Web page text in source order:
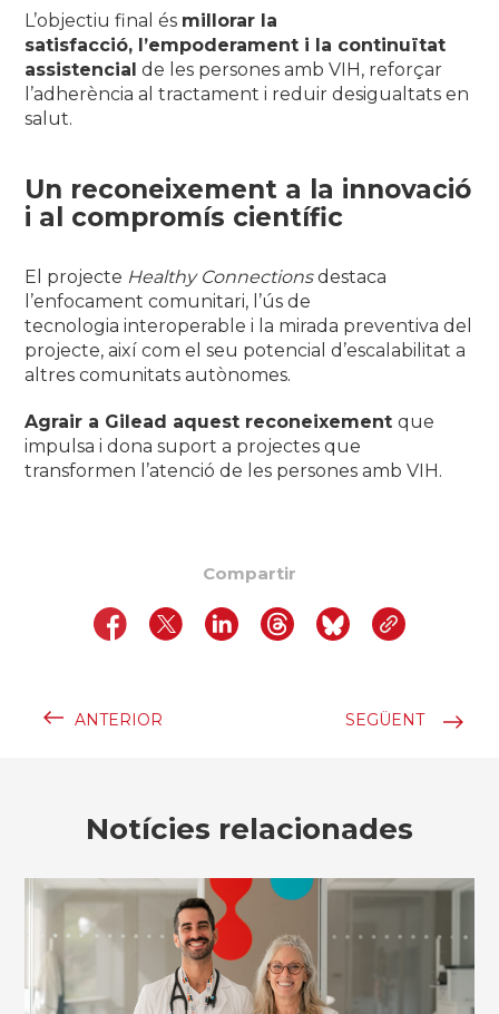
L’objectiu final és millorar la
satisfacció, l’empoderament i la continuïtat
assistencial de les persones amb VIH, reforçar
l’adherència al tractament i reduir desigualtats en
salut.
Un reconeixement a la innovació
i al compromís científic
El projecte Healthy Connectionsdestaca
l’enfocament comunitari, l’ús de
tecnologia interoperable i la mirada preventiva del
projecte, així com el seu potencial d’escalabilitat a
altres comunitats autònomes.
Agrair a Gilead aquest reconeixementque
impulsa i dona suport a projectes que
transformen l’atenció de les persones amb VIH.
Compartir
ANTERIOR SEGÜENT
Notícies relacionades